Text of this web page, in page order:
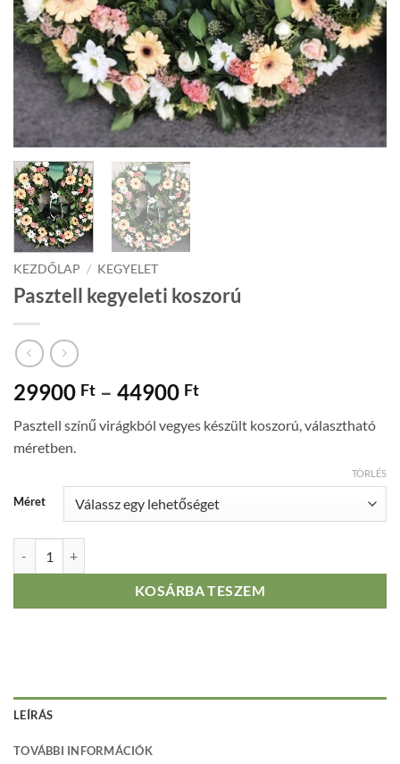
KEZDŐLAP / KEGYELET
Pasztell kegyeleti koszorú
29900 Ft – 44900 FtÁrtartomány:
-
Pasztell színű virágkból vegyes készült koszorú, választható
méretben.
Méret
TÖRLÉS
KOSÁRBA TESZEM
LEÍRÁS
TOVÁBBI INFORMÁCIÓK